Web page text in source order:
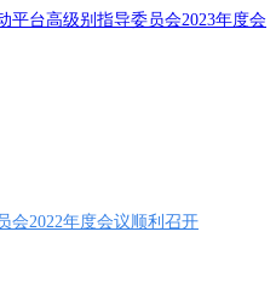
平台高级别指导委员会2023年度会
会2022年度会议顺利召开